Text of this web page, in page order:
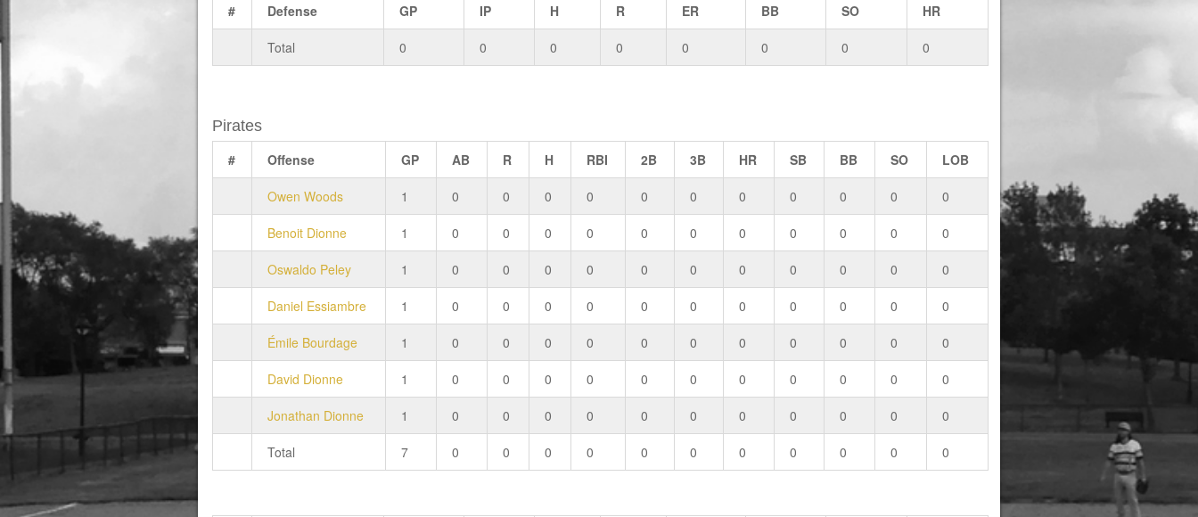
# Defense GP IP H R ER BB SO HR
Total 0 0 0 0 0 0 0 0
Pirates
#
Offense GP AB R H RBI 2B 3B HR SB BB SO LOB
Owen Woods 1 0 0 0 0 0 0 0 0 0 0 0
Benoit Dionne 1 0 0 0 0 0 0 0 0 0 0 0
Oswaldo Peley 1 0 0 0 0 0 0 0 0 0 0 0
Daniel Essiambre 1 0 0 0 0 0 0 0 0 0 0 0
Émile Bourdage 1 0 0 0 0 0 0 0 0 0 0 0
David Dionne 1 0 0 0 0 0 0 0 0 0 0 0
Jonathan Dionne 1 0 0 0 0 0 0 0 0 0 0 0
Total 7 0 0 0 0 0 0 0 0 0 0 0